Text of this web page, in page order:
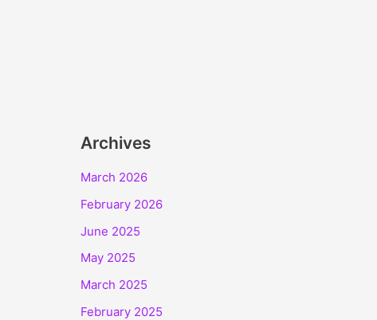
Archives
March 2026
February 2026
June 2025
May 2025
March 2025
February 2025